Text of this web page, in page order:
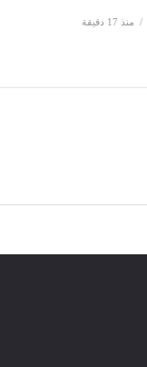
منذ 17 دقيقة